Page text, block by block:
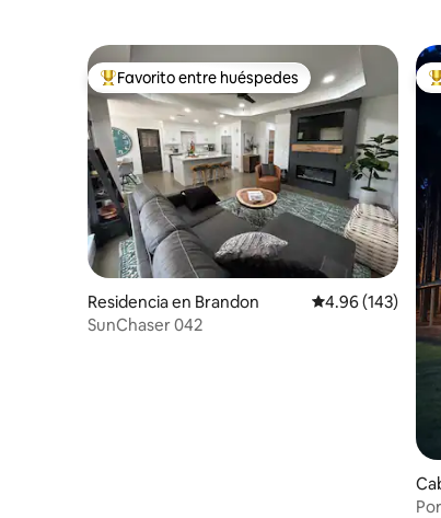
De los mejores en Favorito entre huéspedes
Favorito entre huéspedes
Residencia en Brandon Calificación
4.96 (143)
SunChaser 042